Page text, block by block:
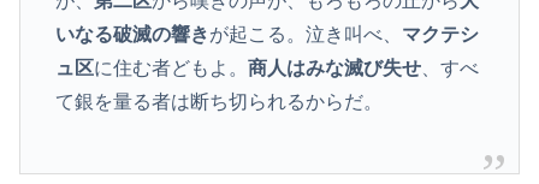
いなる破滅の響きが起こる。泣き叫べ、 マクテシ
ュ区に住む者どもよ。 商人はみな滅び失せ、すべ
て銀を量る者は断ち切られるからだ。